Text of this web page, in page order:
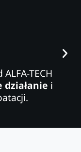
TECH
działanie i